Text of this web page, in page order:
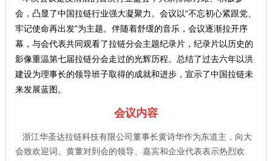
会，凸显了中国拉链行业强大凝聚力。会议以“不忘初心紧跟党、
牢记使命再出发”为主题。伴随着舒缓的音乐，会议逐渐拉开序
幕，与会代表共同观看了拉链分会主题纪录片，纪录片以历史的
影像重温第七届拉链分会走过的光辉历程。总结了过去六年以洪
建设为理事长的领导班子取得的成就和进步，宣示了中国拉链未
来发展蓝图 。
会议内容
浙江华圣达拉链科技有限公司董事长黄诗华作为东道主，向大
会致欢迎词。黄董对到会的领导、嘉宾和企业代表表示热烈欢